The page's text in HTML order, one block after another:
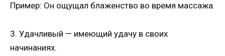
Пример: Он ощущал блаженство во время массажа.
3. Удачливый — имеющий удачу в своих
начинаниях.